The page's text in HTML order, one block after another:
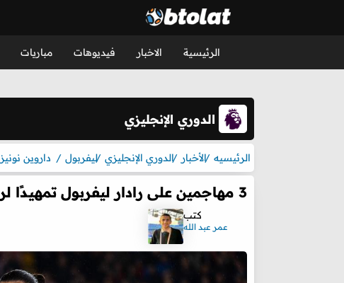
الرئيسية الاخبار فيديوهات مباريات
الدوري الإنجليزي
الرئيسيه الأخبار الدوري الإنجليزي ليفربول داروين نونيز
3 مهاجمين على رادار ليفربول تمهيدًا لرحيل داروين نونيز
كتب
عمر عبد الله